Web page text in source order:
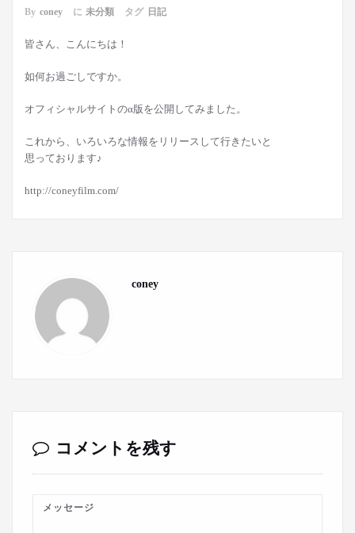
By coney に 未分類 タグ 日記
皆さん、こんにちは！
如何お過ごしですか。
オフィシャルサイトのα版を公開してみました。
これから、いろいろな情報をリリースして行きたいと
思っております♪
http://coneyfilm.com/
coney
コメントを残す